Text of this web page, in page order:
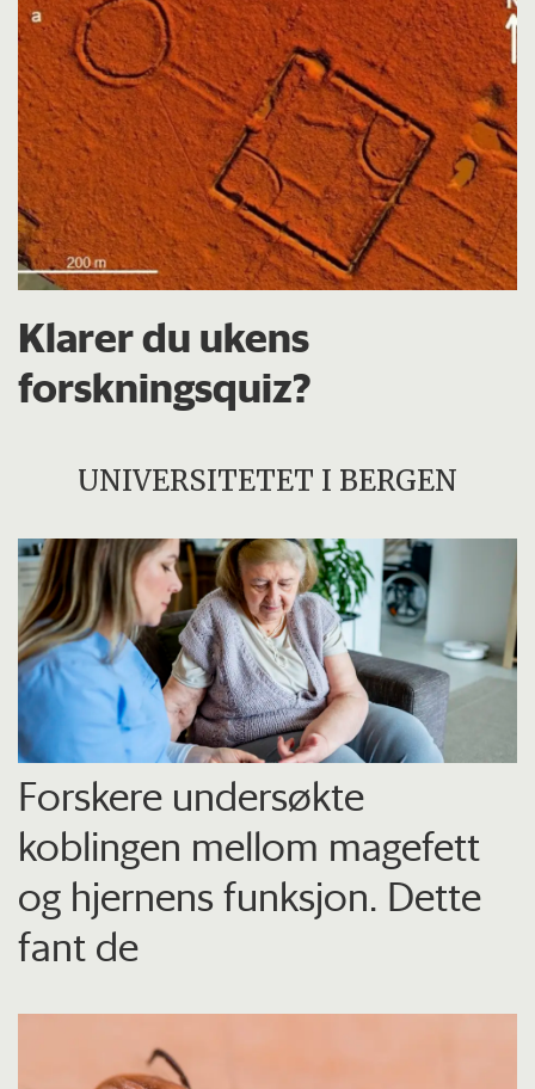
Klarer du ukens
forskningsquiz?
UNIVERSITETET I BERGEN
Forskere undersøkte
koblingen mellom magefett
og hjernens funksjon. Dette
fant de